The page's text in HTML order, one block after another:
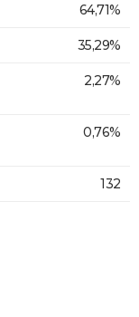
64,71%
35,29%
2,27%
0,76%
132